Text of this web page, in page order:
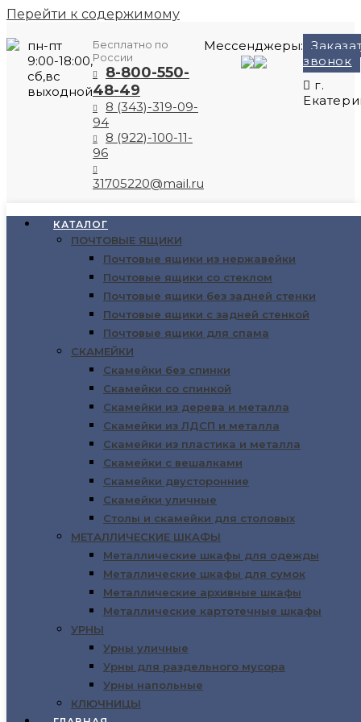
Перейти к содержимому
пн-пт
9:00-18:00,
сб,вс
выходной
Бесплатно по
России
8-800-550-
48-49
8 (343)-319-09-
94
8 (922)-100-11-
96
31705220@mail.ru
Мессенджеры:
звонок
г.
КАТАЛОГ
ПОЧТОВЫЕ ЯЩИКИ
Почтовые ящики из нержавейки
Почтовые ящики со стеклом
Почтовые ящики без задней стенки
Почтовые ящики с задней стенкой
Почтовые ящики для спама
СКАМЕЙКИ
Скамейки без спинки
Скамейки со спинкой
Скамейки из дерева и металла
Скамейки из ЛДСП и металла
Скамейки из пластика и металла
Скамейки с вешалками
Скамейки двусторонние
Скамейки уличные
Столы и скамейки для столовых
МЕТАЛЛИЧЕСКИЕ ШКАФЫ
Металлические шкафы для одежды
Металлические шкафы для сумок
Металлические архивные шкафы
Металлические картотечные шкафы
УРНЫ
Урны уличные
Урны для раздельного мусора
Урны напольные
КЛЮЧНИЦЫ
Выбрано:
Шкаф ШРМ-14-М
Шкаф ШРМ-14-М
Главная>
МЕТАЛЛИЧЕСКИЕ ШКАФЫ>
Шкаф ШРМ-14-М
Шкаф ШРМ-14-М
МЕТАЛЛИЧЕСКИЕ
ШКАФЫ